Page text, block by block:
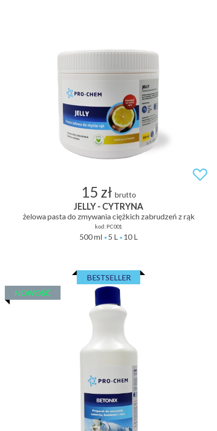
15 zł brutto
JELLY - CYTRYNA
żelowa pasta do zmywania ciężkich zabrudzeń z rąk
kod: PC001
500 ml 5 L 10 L
NOWOŚĆ
BESTSELLER